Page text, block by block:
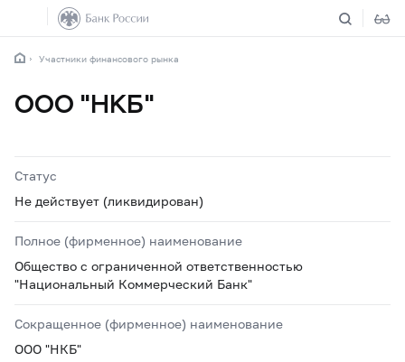
Участники финансового рынка
ООО "НКБ"
Статус
Не действует (ликвидирован)
Полное (фирменное) наименование
Общество с ограниченной ответственностью
"Национальный Коммерческий Банк"
Сокращенное (фирменное) наименование
ООО "НКБ"